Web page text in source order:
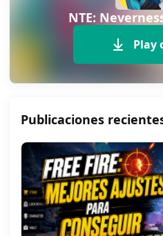
NTE:
Play
Publicaciones